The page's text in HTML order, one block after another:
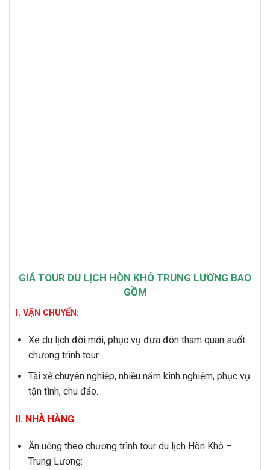
GIÁ TOUR DU LỊCH HÒN KHÔ TRUNG LƯƠNG BAO
GỒM
I. VẬN CHUYỂN:
Xe du lịch đời mới, phục vụ đưa đón tham quan suốt
chương trình tour.
Tài xế chuyên nghiệp, nhiều năm kinh nghiệm, phục vụ
tận tình, chu đáo.
II. NHÀ HÀNG
Ăn uống theo chương trình tour du lịch Hòn Khô –
Trung Lương: